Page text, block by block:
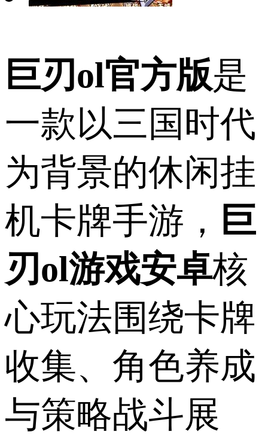
巨刃ol官方版是
一款以三国时代
为背景的休闲挂
机卡牌手游， 巨
刃ol游戏安卓核
心玩法围绕卡牌
收集、角色养成
与策略战斗展